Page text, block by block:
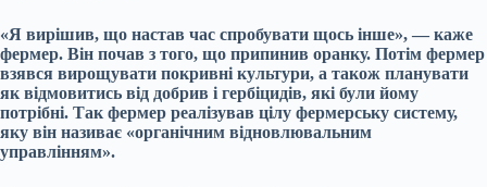
«Я вирішив, що настав час спробувати щось інше», — каже
фермер. Він почав з того, що припинив оранку. Потім фермер
взявся вирощувати покривні культури, а також планувати
як відмовитись від добрив і гербіцидів, які були йому
потрібні. Так фермер реалізував цілу фермерську систему,
яку він називає «органічним відновлювальним
управлінням».